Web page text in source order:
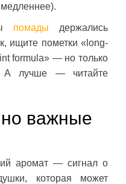
медленнее).
помады держались
ищите пометки «long-
formula» — но только
А лучше — читайте
важные
аромат — сигнал о
которая может